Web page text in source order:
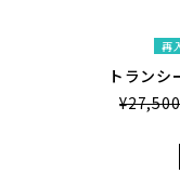
再
トランシ